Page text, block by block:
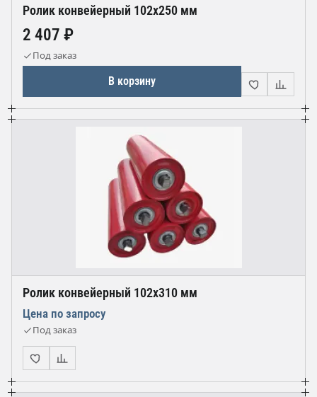
Ролик конвейерный 102х250 мм
2 407 ₽
Под заказ
В корзину
Ролик конвейерный 102х310 мм
Цена по запросу
Под заказ